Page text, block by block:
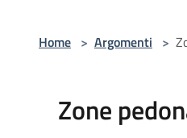
Home > Argomenti >
Zone